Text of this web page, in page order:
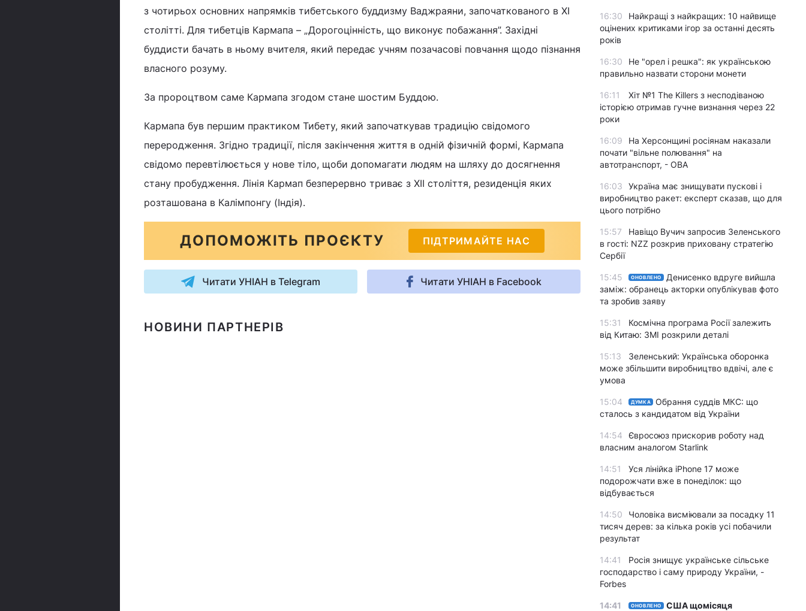
з чотирьох основних напрямків тибетського буддизму Ваджраяни, започаткованого в XI
столітті. Для тибетців Кармапа – „Дорогоцінність, що виконує побажання”. Західні
буддисти бачать в ньому вчителя, який передає учням позачасові повчання щодо пізнання
власного розуму.
За пророцтвом саме Кармапа згодом стане шостим Буддою.
Кармапа був першим практиком Тибету, який започаткував традицію свідомого
переродження. Згідно традиції, після закінчення життя в одній фізичній формі, Кармапа
свідомо перевтілюється у нове тіло, щоби допомагати людям на шляху до досягнення
стану пробудження. Лінія Кармап безперервно триває з XII століття, резиденція яких
розташована в Калімпонгу (Індія).
ДОПОМОЖІТЬ ПРОЄКТУ ПІДТРИМАЙТЕ НАС
Читати УНІАН в Telegram Читати УНІАН в Facebook
НОВИНИ ПАРТНЕРІВ
16:30
Найкращі з найкращих: 10 найвище
оцінених критиками ігор за останні десять
років
16:30
Не "орел і решка": як українською
правильно назвати сторони монети
16:11
Хіт №1 The Killers з несподіваною
історією отримав гучне визнання через 22
роки
16:09
На Херсонщині росіянам наказали
почати "вільне полювання" на
автотранспорт, - ОВА
16:03
Україна має знищувати пускові і
виробництво ракет: експерт сказав, що для
цього потрібно
15:57
Навіщо Вучич запросив Зеленського
в гості: NZZ розкрив приховану стратегію
Сербії
15:45 ОНОВЛЕНО
Денисенко вдруге вийшла
заміж: обранець акторки опублікував фото
та зробив заяву
15:31
Космічна програма Росії залежить
від Китаю: ЗМІ розкрили деталі
15:13
Зеленський: Українська оборонка
може збільшити виробництво вдвічі, але є
умова
15:04 ДУМКА
Обрання суддів МКС: що
сталось з кандидатом від України
14:54
Євросоюз прискорив роботу над
власним аналогом Starlink
14:51
Уся лінійка iPhone 17 може
подорожчати вже в понеділок: що
відбувається
14:50
Чоловіка висміювали за посадку 11
тисяч дерев: за кілька років усі побачили
результат
14:41
Росія знищує українське сільське
господарство і саму природу України, -
Forbes
14:41 ОНОВЛЕНО
США щомісяця